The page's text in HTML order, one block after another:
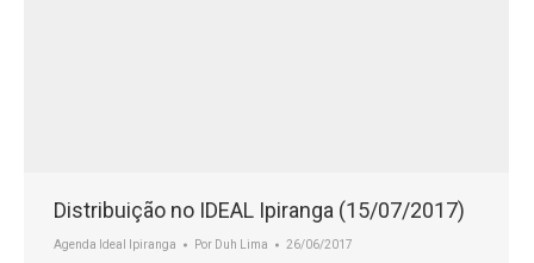
Distribuição no IDEAL Ipiranga (15/07/2017)
Agenda Ideal Ipiranga Por Duh Lima 26/06/2017